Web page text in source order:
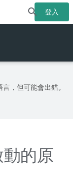
登入
，但可能會出錯。
的原